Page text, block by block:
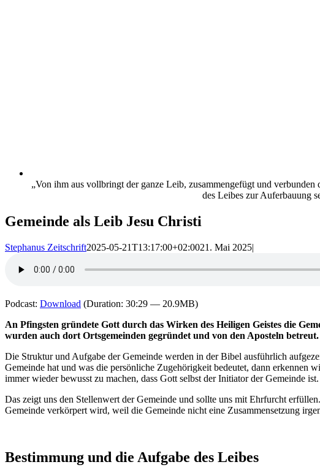
„Von ihm aus vollbringt der ganze Leib, zusammengefügt und
des Leibes zur Auferbauung
Gemeinde als Leib Jesu Christi
Stephanus Zeitschrift2025-05-21T13:17:00+02:0021. Mai 2025|
Podcast: Download (Duration: 30:29 — 20.9MB)
An Pfingsten gründete Gott durch das Wirken des Heiligen Geistes die
wurden auch dort Ortsgemeinden gegründet und von den Aposteln
Die Struktur und Aufgabe der Gemeinde werden in der Bibel ausführlich
Gemeinde hat und was die persönliche Zugehörigkeit bedeutet, dann erkennen
immer wieder bewusst zu machen, dass Gott selbst der Initiator der Gemeinde
Das zeigt uns den Stellenwert der Gemeinde und sollte uns mit Ehrfurcht
Gemeinde verkörpert wird, weil die Gemeinde nicht eine Zusammensetzung
Bestimmung und die Aufgabe des Leibes